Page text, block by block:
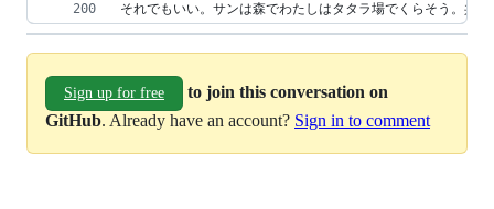
それでもいい。サンは森でわたしはタタラ場でくらそう。共
Sign up for free
to join this conversation on
GitHub. Already have an account? Sign in to comment